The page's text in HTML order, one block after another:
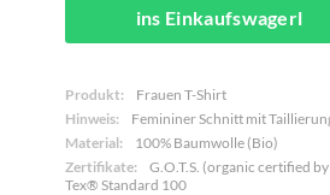
ins Einkaufswagerl
Produkt:
Frauen T-Shirt
Hinweis:
Femininer Schnitt mit
Material:
100% Baumwolle (Bio)
Zertifikate:
G.O.T.S. (organic certified
Tex® Standard 100